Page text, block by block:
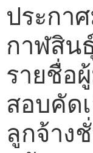
ประกา
กาฬสิน
รายชื่อ
สอบคัด
ลูกจ้าง